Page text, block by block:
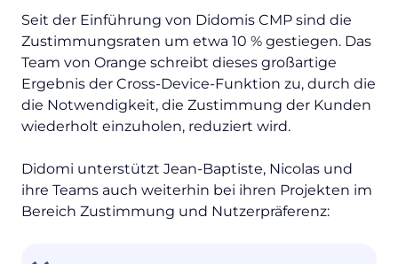
Seit der Einführung von Didomis CMP sind die
Zustimmungsraten um etwa 10 % gestiegen. Das
Team von Orange schreibt dieses großartige
Ergebnis der Cross-Device-Funktion zu, durch die
die Notwendigkeit, die Zustimmung der Kunden
wiederholt einzuholen, reduziert wird.
Didomi unterstützt Jean-Baptiste, Nicolas und
ihre Teams auch weiterhin bei ihren Projekten im
Bereich Zustimmung und Nutzerpräferenz: